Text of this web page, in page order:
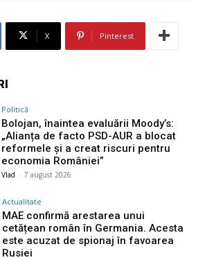
X Pinterest
Politică
Bolojan, înaintea evaluării Moody’s:
„Alianța de facto PSD-AUR a blocat
reformele și a creat riscuri pentru
economia României”
Vlad - 7 august 2026
Actualitate
MAE confirmă arestarea unui
cetățean român în Germania. Acesta
este acuzat de spionaj în favoarea
Rusiei